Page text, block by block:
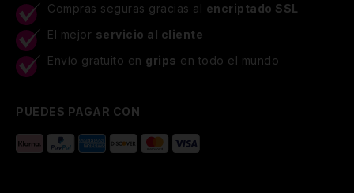
Compras seguras gracias al encriptado SSL
El mejor servicio al cliente
Envío gratuito en grips en todo el mundo
PUEDES PAGAR CON